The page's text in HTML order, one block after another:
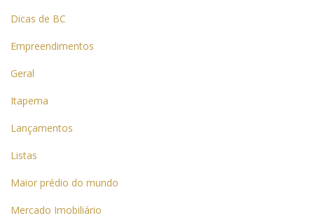
Dicas de BC
Empreendimentos
Geral
Itapema
Lançamentos
Listas
Maior prédio do mundo
Mercado Imobiliário